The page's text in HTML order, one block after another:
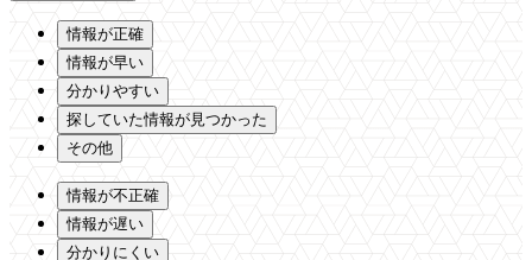
情報が正確
情報が早い
分かりやすい
探していた情報が見つかった
その他
情報が不正確
情報が遅い
分かりにくい